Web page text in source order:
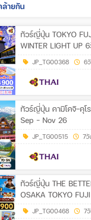
ล้ายกัน
ทัวร์ญี่ปุ่น TOKYO
WINTER LIGHT UP
JP_TG00368 6
ทัวร์ญี่ปุ่น คามิโคจิ-คุโร
Sep - Nov 26
JP_TG00515 7
ทัวร์ญี่ปุ่น THE BETTER EXTREAM USJ
OSAKA TOKYO
5คืน (TG)
JP_TG00468 7